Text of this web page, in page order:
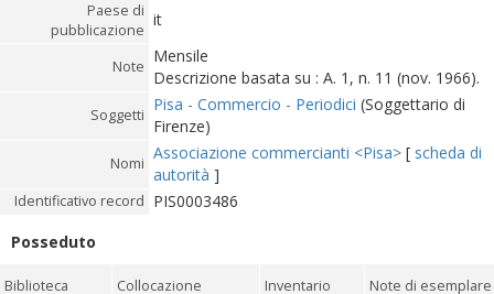
Paese di
pubblicazione
it
Note
Mensile
Descrizione basata su : A. 1, n. 11 (nov. 1966).
Soggetti
Pisa - Commercio - Periodici (Soggettario di
Firenze)
Nomi
Associazione commercianti <Pisa> [ scheda di
autorità ]
Identificativo record PIS0003486
Posseduto
Biblioteca Collocazione Inventario Note di esemplare